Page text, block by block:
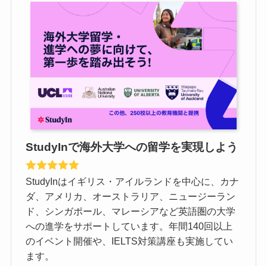
StudyInで海外大学への留学を実現しよう
StudyInはイギリス・アイルランドを中心に、カナ
ダ、アメリカ、オーストラリア、ニュージーラン
ド、シンガポール、マレーシアなど英語圏の大学
への進学をサポートしています。年間140回以上
のイベント開催や、IELTS対策講座も実施してい
ます。